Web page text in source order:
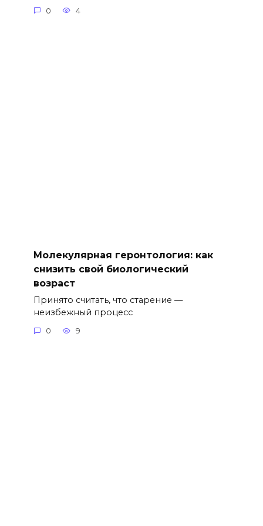
0 4
Молекулярная геронтология: как
снизить свой биологический
возраст
Принято считать, что старение —
неизбежный процесс
0 9